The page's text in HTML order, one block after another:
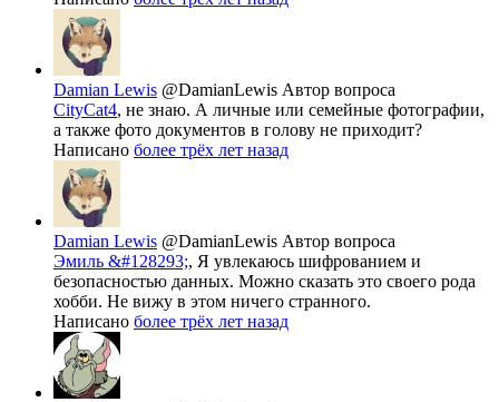
Damian Lewis @DamianLewis Автор вопроса
CityCat4, не знаю. А личные или семейные фотографии,
а также фото документов в голову не приходит?
Написано более трёх лет назад
Damian Lewis @DamianLewis Автор вопроса
Эмиль &#128293;, Я увлекаюсь шифрованием и
безопасностью данных. Можно сказать это своего рода
хобби. Не вижу в этом ничего странного.
Написано более трёх лет назад